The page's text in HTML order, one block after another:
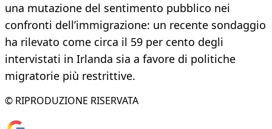
una mutazione del sentimento pubblico nei
confronti dell’immigrazione: un recente sondaggio
ha rilevato come circa il 59 per cento degli
intervistati in Irlanda sia a favore di politiche
migratorie più restrittive.
© RIPRODUZIONE RISERVATA